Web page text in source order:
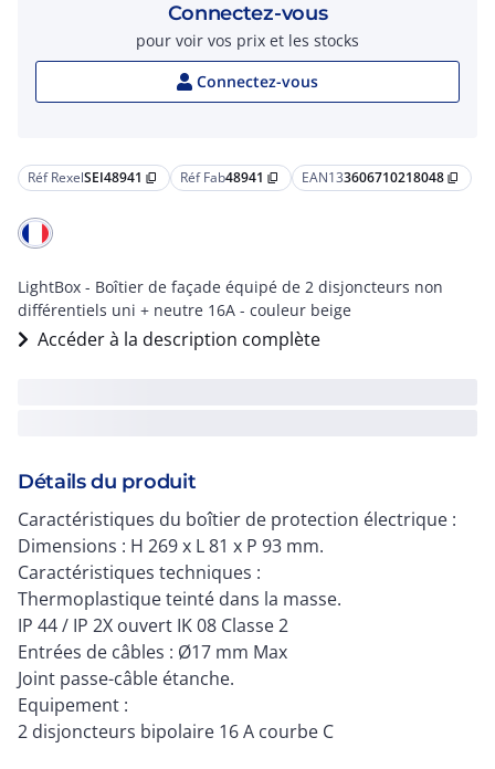
Réf RexelSEI48941 content_copy Réf Fab48941 content_copy EAN133606710218048 content_copy
LightBox - Boîtier de façade équipé de 2 disjoncteurs non
différentiels uni + neutre 16A - couleur beige
Accéder à la description complète
Détails du produit
Caractéristiques du boîtier de protection électrique :
Dimensions : H 269 x L 81 x P 93 mm.
Caractéristiques techniques :
Thermoplastique teinté dans la masse.
IP 44 / IP 2X ouvert IK 08 Classe 2
Entrées de câbles : Ø17 mm Max
Joint passe-câble étanche.
Equipement :
2 disjoncteurs bipolaire 16 A courbe C
Connectez-vous
pour voir vos prix et les stocks
Connectez-vous